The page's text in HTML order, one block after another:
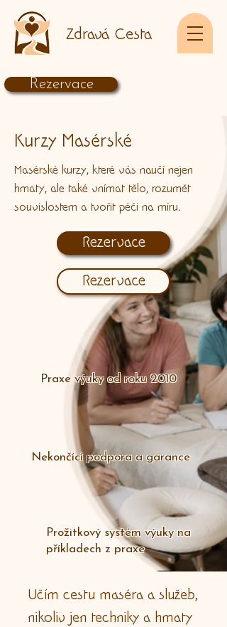
Rezervace
Zdravá Cesta
Kurzy Masérské
Masérské kurzy, které vás naučí nejen
hmaty, ale také vnímat tělo, rozumět
souvislostem a tvořit péči na míru.
Rezervace
Rezervace
Praxe výuky od roku 2010
Nekončící podpora a garance
Prožitkový systém výuky na
příkladech z praxe
Učím cestu maséra a služeb,
nikoliv jen techniky a hmaty